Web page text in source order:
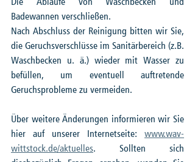
Badewannen verschließen.
Nach Abschluss der Reinigung bitten wir Sie,
die Geruchsverschlüsse im Sanitärbereich (z.B.
Waschbecken u. ä.) wieder mit Wasser zu
befüllen, um eventuell auftretende
Geruchsprobleme zu vermeiden.
Über weitere Änderungen informieren wir Sie
hier auf unserer Internetseite: www.wav-
wittstock.de/aktuelles. Sollten sich